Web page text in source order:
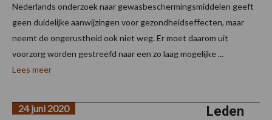
Nederlands onderzoek naar gewasbeschermingsmiddelen geeft
geen duidelijke aanwijzingen voor gezondheidseffecten, maar
neemt de ongerustheid ook niet weg. Er moet daarom uit
voorzorg worden gestreefd naar een zo laag mogelijke ...
Lees meer
Leden
24 juni 2020